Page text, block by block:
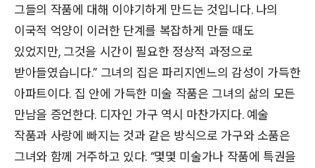
그들의 작품에 대해 이야기하게 만드는 것입니다. 나의
이국적 억양이 이러한 단계를 복잡하게 만들 때도
있었지만, 그것을 시간이 필요한 정상적 과정으로
받아들였습니다.” 그녀의 집은 파리지엔느의 감성이 가득한
아파트이다. 집 안에 가득한 미술 작품은 그녀의 삶의 모든
만남을 증언한다. 디자인 가구 역시 마찬가지다. 예술
작품과 사랑에 빠지는 것과 같은 방식으로 가구와 소품은
그녀와 함께 거주하고 있다. “몇몇 미술가나 작품에 특권을